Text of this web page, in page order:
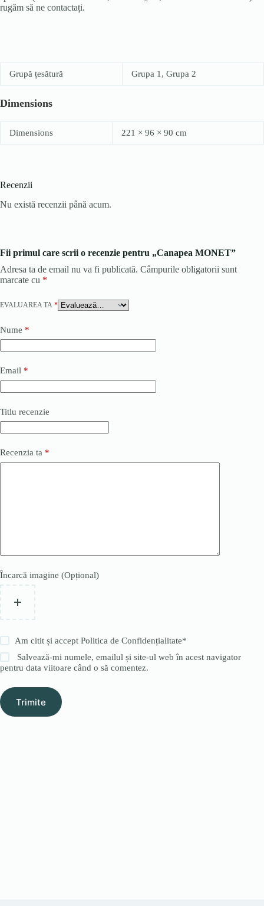
rugăm să ne contactați.
Grupă țesătură Grupa 1, Grupa 2
Dimensions
Dimensions 221 × 96 × 90 cm
Recenzii
Nu există recenzii până acum.
Fii primul care scrii o recenzie pentru „Canapea MONET”
Adresa ta de email nu va fi publicată. Câmpurile obligatorii sunt
marcate cu *
EVALUAREA TA *
Nume *
Email *
Titlu recenzie
Recenzia ta *
Încarcă imagine (Opțional)
Am citit și acceptPolitica de Confidențialitate*
Salvează-mi numele, emailul și site-ul web în acest navigator
pentru data viitoare când o să comentez.
Trimite